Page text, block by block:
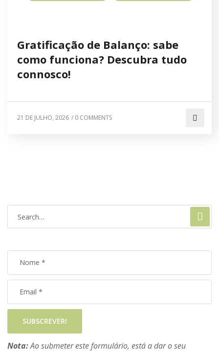
Gratificação de Balanço: sabe
como funciona? Descubra tudo
connosco!
21 DE JULHO, 2026 / 0 COMMENTS
SUBSCREVER!
Nota:Ao submeter este formulário, está a dar o seu